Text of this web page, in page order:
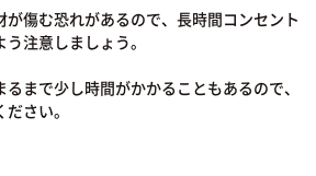
が傷む恐れがあるので、長時間コンセント
注意しましょう。
まで少し時間がかかることもあるので、
さい。